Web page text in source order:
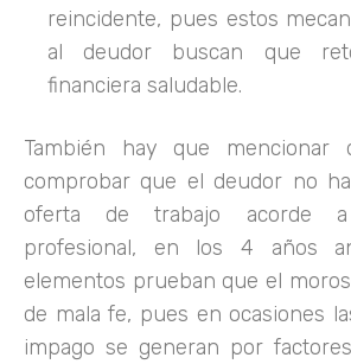
reincidente, pues estos
al deudor buscan que
financiera saludable.
También hay que mencionar
comprobar que el deudor no
oferta de trabajo acorde a
profesional, en los 4 años
elementos prueban que el
de mala fe, pues en ocasiones
impago se generan por